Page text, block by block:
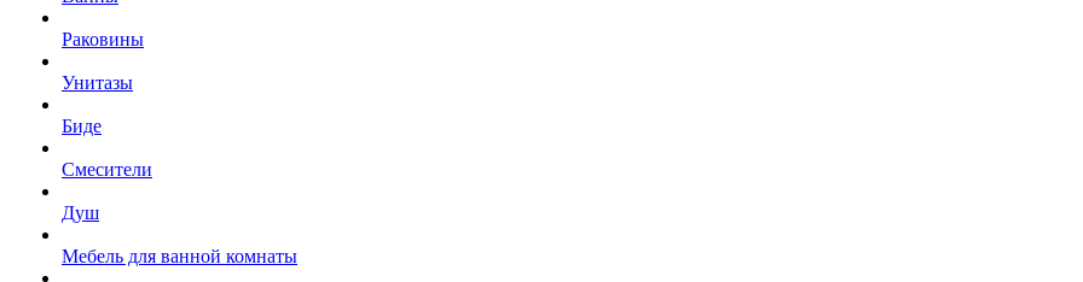
Раковины
Унитазы
Биде
Смесители
Душ
Мебель для ванной комнаты